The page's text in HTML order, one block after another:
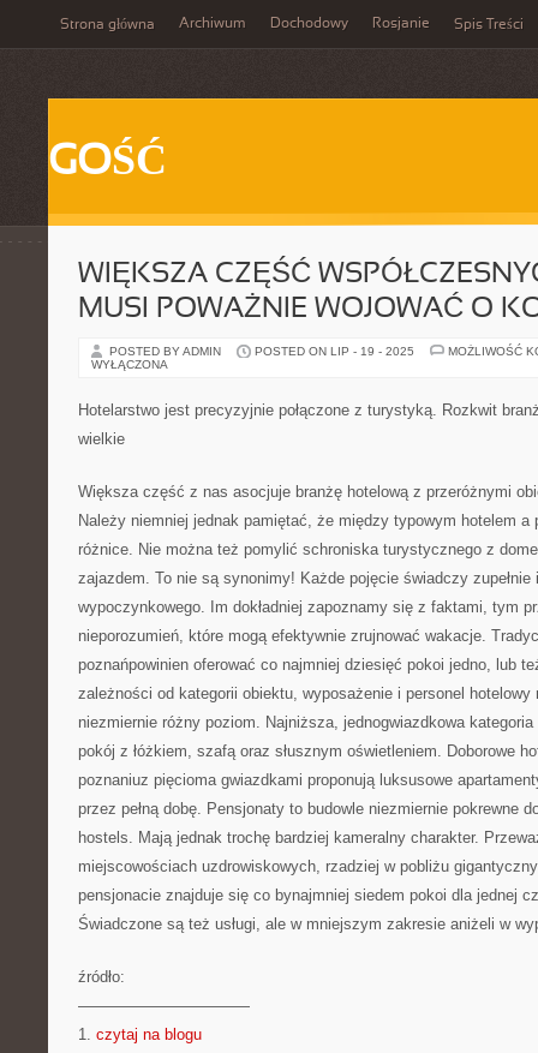
Strona główna Archiwum Dochodowy Rosjanie Spis Treści
GOŚĆ
WIĘKSZA CZĘŚĆ
MUSI POWAŻNIE WOJOWAĆ O
POSTED BY ADMIN POSTED ON LIP - 19 - 2025
MOŻLIWOŚĆ
WYŁĄCZONA
Hotelarstwo jest precyzyjnie połączone z turystyką. Rozkwit
wielkie
Większa część z nas asocjuje branżę hotelową z przeróżnymi
Należy niemniej jednak pamiętać, że między typowym hotelem a
różnice. Nie można też pomylić schroniska turystycznego z
zajazdem. To nie są synonimy! Każde pojęcie świadczy zupełnie
wypoczynkowego. Im dokładniej zapoznamy się z faktami, tym
nieporozumień, które mogą efektywnie zrujnować wakacje.
poznańpowinien oferować co najmniej dziesięć pokoi jedno, lub
zależności od kategorii obiektu, wyposażenie i personel hotelowy
niezmiernie różny poziom. Najniższa, jednogwiazdkowa
pokój z łóżkiem, szafą oraz słusznym oświetleniem. Doborowe
poznaniuz pięcioma gwiazdkami proponują luksusowe
przez pełną dobę. Pensjonaty to budowle niezmiernie pokrewne
hostels. Mają jednak trochę bardziej kameralny charakter.
miejscowościach uzdrowiskowych, rzadziej w pobliżu
pensjonacie znajduje się co bynajmniej siedem pokoi dla jednej
Świadczone są też usługi, ale w mniejszym zakresie aniżeli w
źródło:
———————————
1. czytaj na blogu